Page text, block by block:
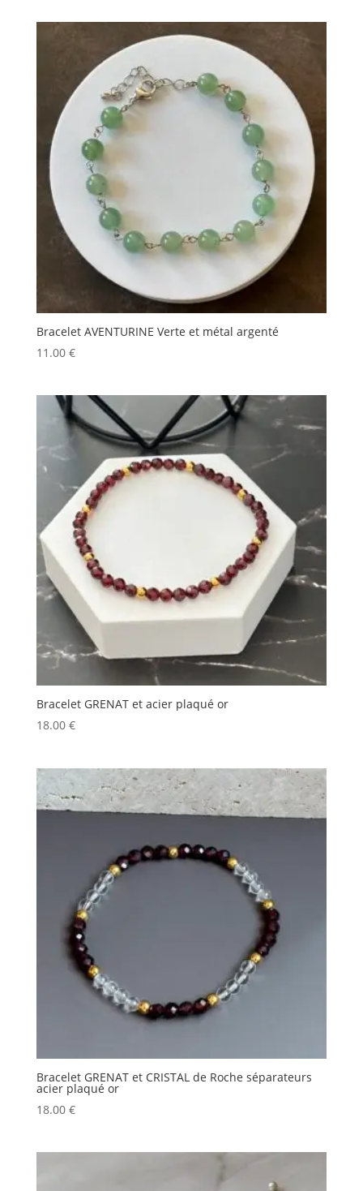
Bracelet AVENTURINE Verte et métal argenté
11.00 €
Bracelet GRENAT et acier plaqué or
18.00 €
Bracelet GRENAT et CRISTAL de Roche séparateurs
acier plaqué or
18.00 €